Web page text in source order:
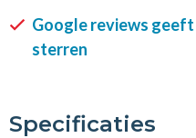
Google reviews geeft
sterren
Specificaties